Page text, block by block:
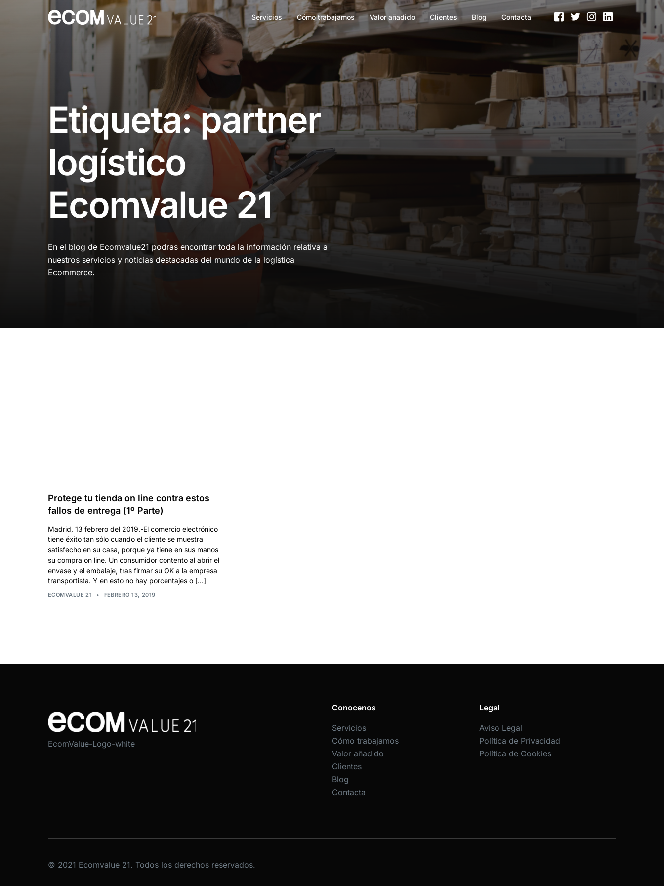
Servicios Cómo trabajamos Valor añadido Clientes Blog Contacta
Etiqueta:partner
logístico
Ecomvalue 21
En el blog de Ecomvalue21 podras encontrar toda la información relativa a
nuestros servicios y noticias destacadas del mundo de la logística
Ecommerce.
Protege tu tienda on line contra estos
fallos de entrega (1º Parte)
Madrid, 13 febrero del 2019.-El comercio electrónico
tiene éxito tan sólo cuando el cliente se muestra
satisfecho en su casa, porque ya tiene en sus manos
su compra on line. Un consumidor contento al abrir el
envase y el embalaje, tras firmar su OK a la empresa
transportista. Y en esto no hay porcentajes o […]
ECOMVALUE 21 • FEBRERO 13, 2019
EcomValue-Logo-white
Conocenos
Servicios
Cómo trabajamos
Valor añadido
Clientes
Blog
Contacta
Legal
Aviso Legal
Política de Privacidad
Política de Cookies
© 2021 Ecomvalue 21. Todos los derechos reservados.